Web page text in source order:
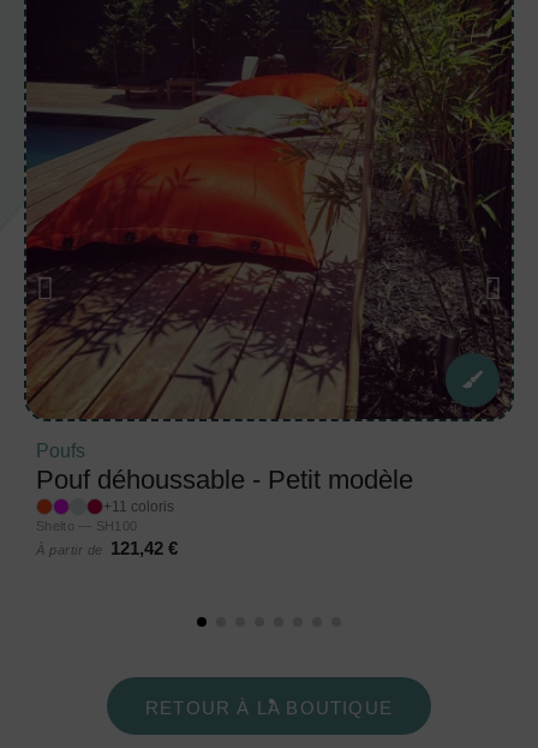
Poufs
Pouf déhoussable - Petit modèle
+11 coloris
Shelto — SH100
À partir de
121,42 €
RETOUR À LA BOUTIQUE